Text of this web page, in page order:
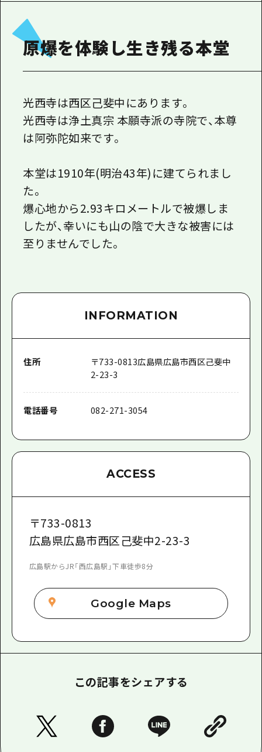
ボランティアガイド
ガイドブック
よくあるご質問
メディア掲載情報
フォトダウンロード
関連リンク
原爆を体験し生き残る本堂
光西寺は西区己斐中にあります。
光西寺は浄土真宗 本願寺派の寺院で、本尊
は阿弥陀如来です。
本堂は1910年(明治43年)に建てられまし
た。
爆心地から2.93キロメートルで被爆しま
したが、幸いにも山の陰で大きな被害には
至りませんでした。
INFORMATION
住所 〒733-0813広島県広島市西区己斐中
2-23-3
電話番号 082-271-3054
ACCESS
〒733-0813
広島県広島市西区己斐中2-23-3
広島駅からJR「西広島駅」下車徒歩8分
Google Maps
この記事をシェアする